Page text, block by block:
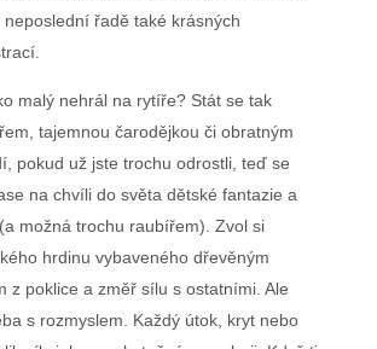
neposlední řadě také krásných
malý nehrál na rytíře? Stát se tak
tajemnou čarodějkou či obratným
pokud už jste trochu odrostli, teď se
na chvíli do světa dětské fantazie a
možná trochu raubířem). Zvol si
hrdinu vybaveného dřevěným
z poklice a změř sílu s ostatními. Ale
s rozmyslem. Každý útok, kryt nebo